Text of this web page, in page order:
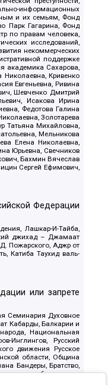
информационных
и их семьям, Фонд
Парк Гагарина, Фонд
по правам человека,
исследований,
некоммерческих
поддержке
академика Сахарова,
Николаевна, Кривенко
Евгеньевна, Ривина
Шевченко Дмитрий
Исакова Ирина
Федотова Галина
Золотарева
Татьяна Михайловна,
Мельникова
Елена Николаевна,
Юрьевна, Свечников
Бахмин Вячеслав
Сергей Ефимович,
Федерации
Лашкар-И-Тайба,
джихад – Джамаат
Пожарского, Аджр от
Катиба Таухид валь-
или запрете
Семинария Духовное
Кабарды, Балкарии и
Национальная
Инглингов, Русский
движения Русское
области, Община
Бандеры, Братство,
объединение